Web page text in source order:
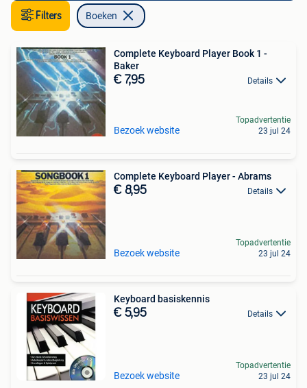
Filters Boeken
Complete Keyboard Player Book 1 -
Baker
€ 7,95 Details
Bezoek website
Topadvertentie
23 jul 24
Complete Keyboard Player - Abrams
€ 8,95 Details
Bezoek website
Topadvertentie
23 jul 24
Keyboard basiskennis
€ 5,95 Details
Bezoek website
Topadvertentie
23 jul 24